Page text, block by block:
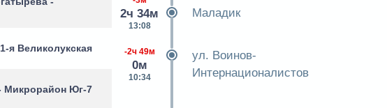
я Великолукская
Микрорайон Юг-7
2ч 34м
13:08
Маладик
-2ч 49м
0м
10:34
ул. Воинов-
Интернационалистов